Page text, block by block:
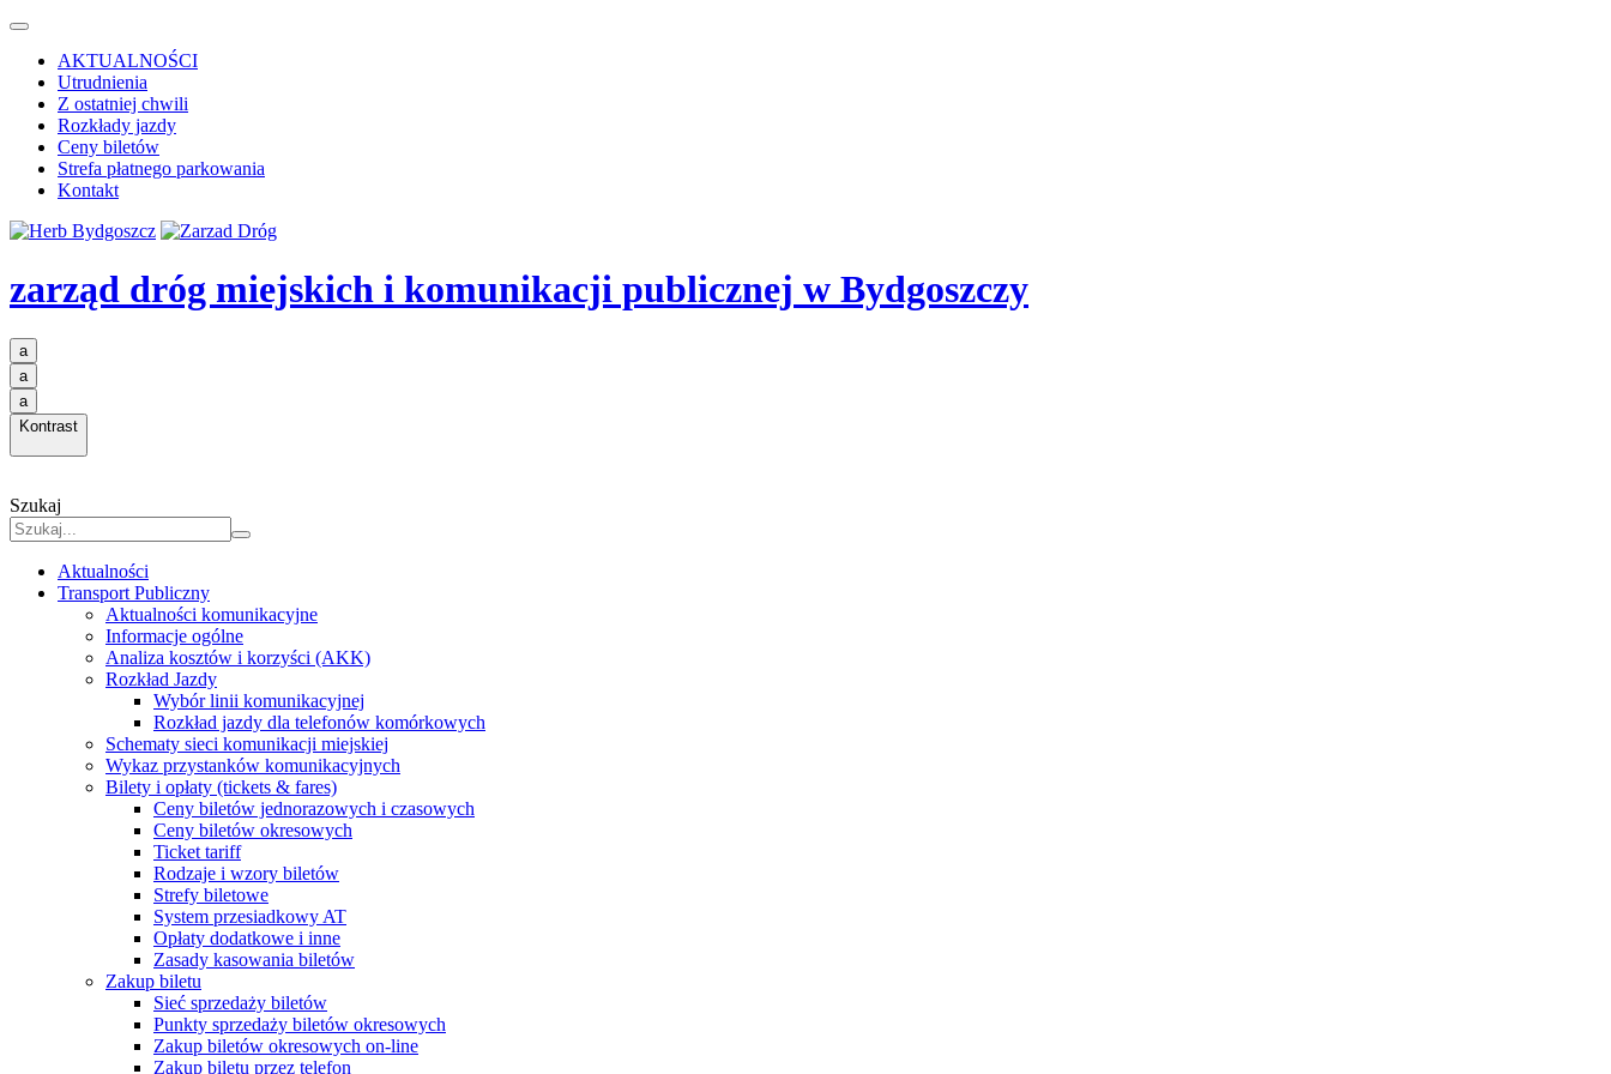
AKTUALNOŚCI
Utrudnienia
Z ostatniej chwili
Rozkłady jazdy
Ceny biletów
Strefa płatnego parkowania
Kontakt
zarząd dróg miejskich i komunikacji publicznej w Bydgoszczy
a
a
a
Kontrast
Szukaj
Aktualności
Transport Publiczny
Aktualności komunikacyjne
Informacje ogólne
Analiza kosztów i korzyści (AKK)
Rozkład Jazdy
Wybór linii komunikacyjnej
Rozkład jazdy dla telefonów komórkowych
Schematy sieci komunikacji miejskiej
Wykaz przystanków komunikacyjnych
Bilety i opłaty (tickets & fares)
Ceny biletów jednorazowych i czasowych
Ceny biletów okresowych
Ticket tariff
Rodzaje i wzory biletów
Strefy biletowe
System przesiadkowy AT
Opłaty dodatkowe i inne
Zasady kasowania biletów
Zakup biletu
Sieć sprzedaży biletów
Punkty sprzedaży biletów okresowych
Zakup biletów okresowych on-line
Zakup biletu przez telefon